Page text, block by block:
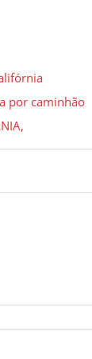
por caminhão